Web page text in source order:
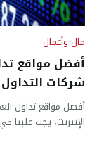
مال وأعمال
أفضل مواقع
شركات
أفضل مواقع تداول
الإنترنت، يجب علبنا